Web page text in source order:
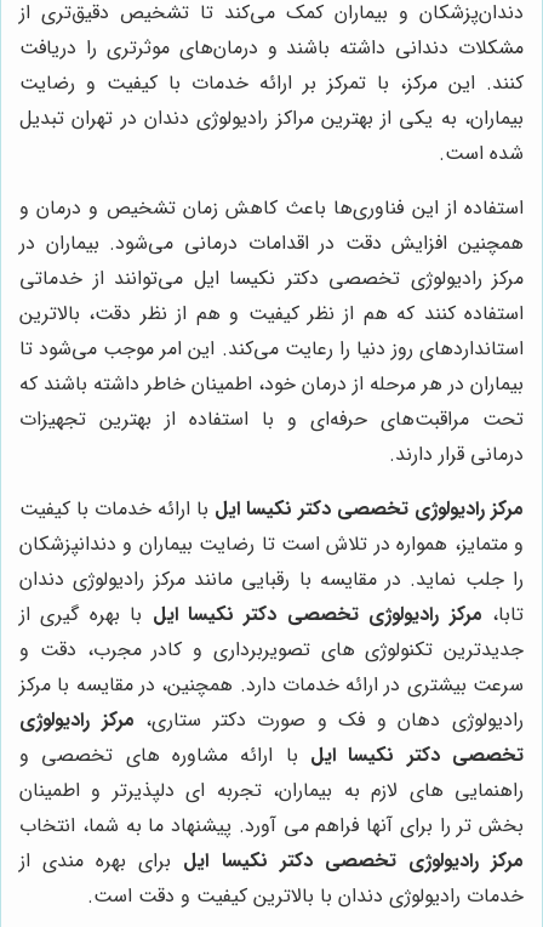
دندان‌پزشکان و بیماران کمک می‌کند تا تشخیص دقیق‌تری از
مشکلات دندانی داشته باشند و درمان‌های موثرتری را دریافت
کنند. این مرکز، با تمرکز بر ارائه خدمات با کیفیت و رضایت
بیماران، به یکی از بهترین مراکز رادیولوژی دندان در تهران تبدیل
شده است.
استفاده از این فناوری‌ها باعث کاهش زمان تشخیص و درمان و
همچنین افزایش دقت در اقدامات درمانی می‌شود. بیماران در
مرکز رادیولوژی تخصصی دکتر نکیسا ایل می‌توانند از خدماتی
استفاده کنند که هم از نظر کیفیت و هم از نظر دقت، بالاترین
استانداردهای روز دنیا را رعایت می‌کند. این امر موجب می‌شود تا
بیماران در هر مرحله از درمان خود، اطمینان خاطر داشته باشند که
تحت مراقبت‌های حرفه‌ای و با استفاده از بهترین تجهیزات
درمانی قرار دارند.
مرکز رادیولوژی تخصصی دکتر نکیسا ایل با ارائه خدمات با کیفیت
و متمایز، همواره در تلاش است تا رضایت بیماران و دندانپزشکان
را جلب نماید. در مقایسه با رقبایی مانند مرکز رادیولوژی دندان
تابا، مرکز رادیولوژی تخصصی دکتر نکیسا ایل با بهره گیری از
جدیدترین تکنولوژی های تصویربرداری و کادر مجرب، دقت و
سرعت بیشتری در ارائه خدمات دارد. همچنین، در مقایسه با مرکز
رادیولوژی دهان و فک و صورت دکتر ستاری، مرکز رادیولوژی
تخصصی دکتر نکیسا ایل با ارائه مشاوره های تخصصی و
راهنمایی های لازم به بیماران، تجربه ای دلپذیرتر و اطمینان
بخش تر را برای آنها فراهم می آورد. پیشنهاد ما به شما، انتخاب
مرکز رادیولوژی تخصصی دکتر نکیسا ایل برای بهره مندی از
خدمات رادیولوژی دندان با بالاترین کیفیت و دقت است.